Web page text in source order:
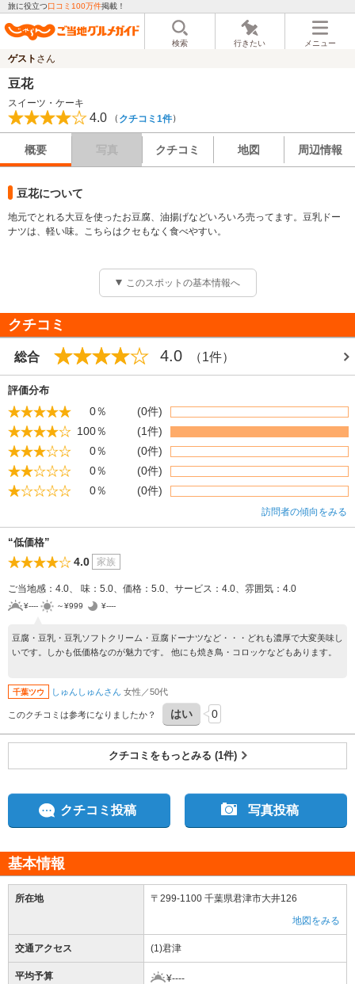
旅に役立つ口コミ100万件掲載！
検索 行きたい メニュー
ゲスト さん
豆花
スイーツ・ケーキ
4.0 （ クチコミ1件）
概要 写真 クチコミ 地図 周辺情報
豆花について
地元でとれる大豆を使ったお豆腐、油揚げなどいろいろ売ってます。豆乳ドー
ナツは、軽い味。こちらはクセもなく食べやすい。
このスポットの基本情報へ
クチコミ
総合 4.0 （1件）
評価分布
0％
(0件)
100％
(1件)
0％
(0件)
0％
(0件)
0％
(0件)
訪問者の傾向をみる
“低価格”
4.0 家族
ご当地感：4.0、 味：5.0、価格：5.0、サービス：4.0、雰囲気：4.0
¥---- ～¥999 ¥----
豆腐・豆乳・豆乳ソフトクリーム・豆腐ドーナツなど・・・どれも濃厚で大変美味し
いです。しかも低価格なのが魅力です。 他にも焼き鳥・コロッケなどもあります。
千葉ツウ しゅんしゅんさん 女性／50代
このクチコミは参考になりましたか？ はい 0
クチコミをもっとみる (1件)
クチコミ投稿 写真投稿
基本情報
所在地
〒299-1100 千葉県君津市大井126
地図をみる
交通アクセス (1)君津
平均予算
¥----